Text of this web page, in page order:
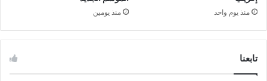
منذ يوم واحد منذ يومين
تابعنا